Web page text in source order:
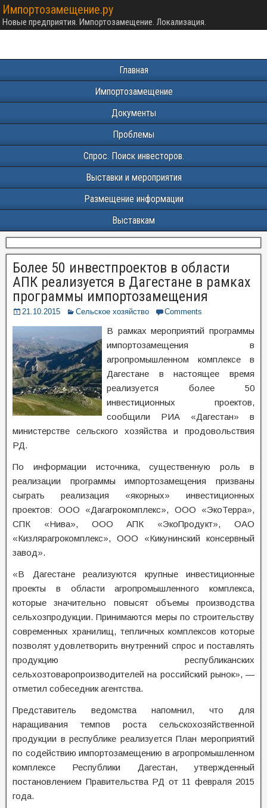
Импортозамещение.ру
Новые предприятия. Импортозамещение. Локализация.
Главная
Импортозамещение
Документы
Проблемы
Спрос. Поиск инвесторов.
Выставки и мероприятия
Размещение информации
Выставкам
Более 50 инвестпроектов в области
АПК реализуется в Дагестане в рамках
программы импортозамещения
21.10.2015 Сельское хозяйство Comments
В рамках мероприятий программы
импортозамещения в
агропромышленном комплексе в
Дагестане в настоящее время
реализуется более 50
инвестиционных проектов,
сообщили РИА «Дагестан» в
министерстве сельского хозяйства и продовольствия
РД.
По информации источника, существенную роль в
реализации программы импортозамещения призваны
сыграть реализация «якорных» инвестиционных
проектов: ООО «Дагагрокомплекс», ООО «ЭкоТерра»,
СПК «Нива», ООО АПК «ЭкоПродукт», ОАО
«Кизлярагрокомплекс», ООО «Кикунинский консервный
завод».
«В Дагестане реализуются крупные инвестиционные
проекты в области агропромышленного комплекса,
которые значительно повысят объемы производства
сельхозпродукции. Принимаются меры по строительству
современных хранилищ, тепличных комплексов которые
позволят удовлетворить внутренний спрос и поставлять
продукцию республиканских
сельхозтоваропроизводителей на российский рынок», —
отметил собеседник агентства.
Представитель ведомства напомнил, что для
наращивания темпов роста сельскохозяйственной
продукции в республике реализуется План мероприятий
по содействию импортозамещению в агропромышленном
комплексе Республики Дагестан, утвержденный
постановлением Правительства РД от 11 февраля 2015
года.